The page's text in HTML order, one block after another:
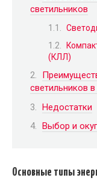
светильников
(КЛЛ)
светильников
Недостатки
Выбор и
Основные типы